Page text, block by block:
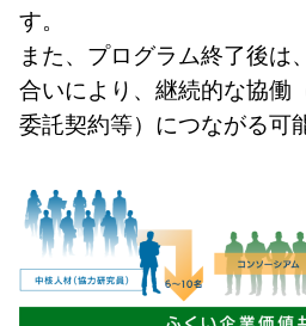
す。
また、プログラム終了後は
合いにより、継続的な協働
委託契約等）につながる可